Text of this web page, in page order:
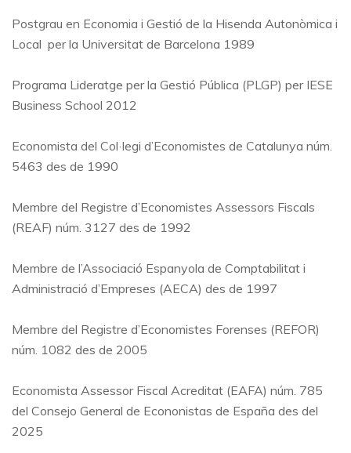
Postgrau en Economia i Gestió de la Hisenda Autonòmica i
Local per la Universitat de Barcelona 1989
Programa Lideratge per la Gestió Pública (PLGP) per IESE
Business School 2012
Economista del Col·legi d’Economistes de Catalunya núm.
5463 des de 1990
Membre del Registre d’Economistes Assessors Fiscals
(REAF) núm. 3127 des de 1992
Membre de l’Associació Espanyola de Comptabilitat i
Administració d’Empreses (AECA) des de 1997
Membre del Registre d’Economistes Forenses (REFOR)
núm. 1082 des de 2005
Economista Assessor Fiscal Acreditat (EAFA) núm. 785
del Consejo General de Econonistas de España des del
2025